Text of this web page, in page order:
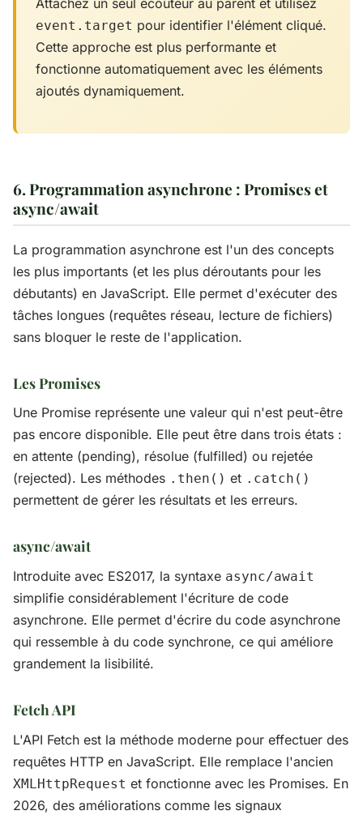
Attachez un seul écouteur au parent et utilisez
event.target pour identifier l'élément cliqué.
Cette approche est plus performante et
fonctionne automatiquement avec les éléments
ajoutés dynamiquement.
6. Programmation asynchrone : Promises et
async/await
La programmation asynchrone est l'un des concepts
les plus importants (et les plus déroutants pour les
débutants) en JavaScript. Elle permet d'exécuter des
tâches longues (requêtes réseau, lecture de fichiers)
sans bloquer le reste de l'application.
Les Promises
Une Promise représente une valeur qui n'est peut-être
pas encore disponible. Elle peut être dans trois états :
en attente (pending), résolue (fulfilled) ou rejetée
(rejected). Les méthodes .then() et .catch()
permettent de gérer les résultats et les erreurs.
async/await
Introduite avec ES2017, la syntaxe async/await
simplifie considérablement l'écriture de code
asynchrone. Elle permet d'écrire du code asynchrone
qui ressemble à du code synchrone, ce qui améliore
grandement la lisibilité.
Fetch API
L'API Fetch est la méthode moderne pour effectuer des
requêtes HTTP en JavaScript. Elle remplace l'ancien
XMLHttpRequest et fonctionne avec les Promises. En
2026, des améliorations comme les signaux